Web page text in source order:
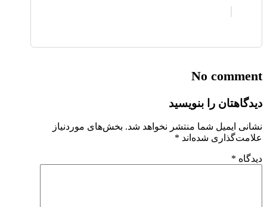
No comment
دیدگاهتان را بنویسید
نشانی ایمیل شما منتشر نخواهد شد. بخش‌های موردنیاز
علامت‌گذاری شده‌اند *
دیدگاه *